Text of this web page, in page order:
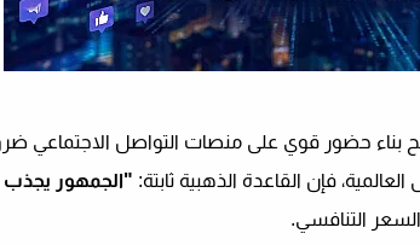
بناء حضور قوي على منصات التواصل الاجتماعي
فإن القاعدة الذهبية ثابتة: "الجمهور يجذب
التنافسي.